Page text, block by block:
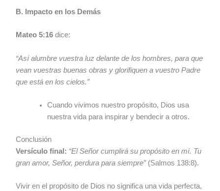
B. Impacto en los Demás
Mateo 5:16 dice:
“Así alumbre vuestra luz delante de los hombres, para que
vean vuestras buenas obras y glorifiquen a vuestro Padre
que está en los cielos.”
Cuando vivimos nuestro propósito, Dios usa
nuestra vida para inspirar y bendecir a otros.
Conclusión
Versículo final: “El Señor cumplirá su propósito en mí. Tu
gran amor, Señor, perdura para siempre”(Salmos 138:8).
Vivir en el propósito de Dios no significa una vida perfecta,